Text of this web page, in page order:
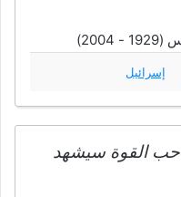
إسرائيل
حب القوة سيشهد